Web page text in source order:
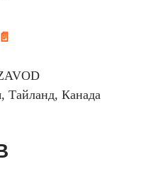
📄
Тайланд, Канада